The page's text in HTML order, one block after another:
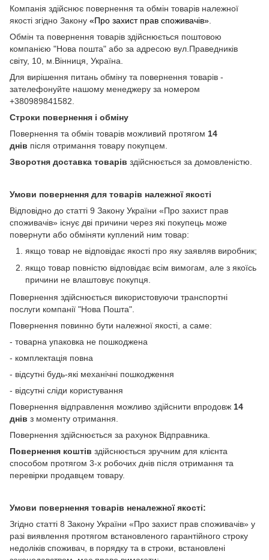
Компанія здійснює повернення та обмін товарів належної
якості згідно Закону «Про захист прав споживачів»
Обмін та повернення товарів здійснюється поштовою
компанією "Нова пошта" або за адресою вул.Праведників
світу, 10, м.Вінниця, Україна.
Для вирішення питань обміну та повернення товарів -
зателефонуйте нашому менеджеру за номером
+380989841582.
Строки повернення і обміну
Повернення та обмін товарів можливий протягом 14
днів після отримання товару покупцем.
Зворотня доставка товарів здійснюється за домовленістю.
Умови повернення для товарів належної якості
Відповідно до статті 9 Закону України «Про захист прав
споживачів» існує дві причини через які покупець може
повернути або обміняти куплений ним товар:
якщо товар не відповідає якості про яку заявляв виробник;
якщо товар повністю відповідає всім вимогам, але з якоїсь
причини не влаштовує покупця.
Повернення здійснюється використовуючи транспортні
послуги компанії "Нова Пошта".
Повернення повинно бути належної якості, а саме:
- товарна упаковка не пошкоджена
- комплектація повна
- відсутні будь-які механічні пошкодження
- відсутні сліди користування
Повернення відправлення можливо здійснити впродовж 14
днів з моменту отримання.
Повернення здійснюється за рахунок Відправника.
Повернення коштів здійснюється зручним для клієнта
способом протягом 3-х робочих днів після отримання та
перевірки продавцем товару.
Умови повернення товарів неналежної якості:
Згідно статті 8 Закону України «Про захист прав споживачів» у
разі виявлення протягом встановленого гарантійного строку
недоліків споживач, в порядку та в строки, встановлені